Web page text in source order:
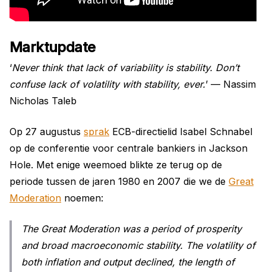
Marktupdate
‘Never think that lack of variability is stability. Don’t
confuse lack of volatility with stability, ever.’ — Nassim
Nicholas Taleb
Op 27 augustus sprak ECB-directielid Isabel Schnabel
op de conferentie voor centrale bankiers in Jackson
Hole. Met enige weemoed blikte ze terug op de
periode tussen de jaren 1980 en 2007 die we de Great
Moderation noemen:
The Great Moderation was a period of prosperity
and broad macroeconomic stability. The volatility of
both inflation and output declined, the length of